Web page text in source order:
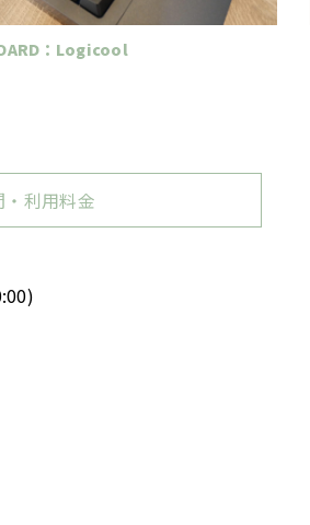
：Logicool
利用料金